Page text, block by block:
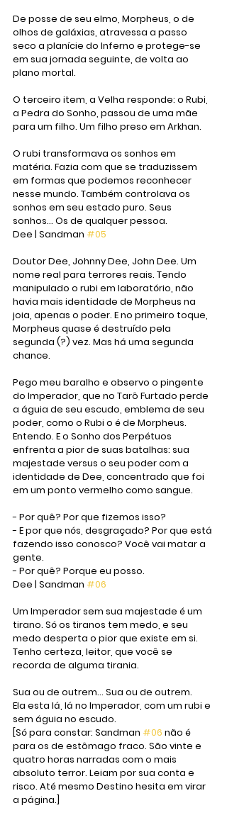
De posse de seu elmo, Morpheus, o de
olhos de galáxias, atravessa a passo
seco a planície do Inferno e protege-se
em sua jornada seguinte, de volta ao
plano mortal.
O terceiro item, a Velha responde: o Rubi,
a Pedra do Sonho, passou de uma mãe
para um filho. Um filho preso em Arkhan.
O rubi transformava os sonhos em
matéria. Fazia com que se traduzissem
em formas que podemos reconhecer
nesse mundo. Também controlava os
sonhos em seu estado puro. Seus
sonhos... Os de qualquer pessoa.
Dee | Sandman #05
Doutor Dee, Johnny Dee, John Dee. Um
nome real para terrores reais. Tendo
manipulado o rubi em laboratório, não
havia mais identidade de Morpheus na
joia, apenas o poder. E no primeiro toque,
Morpheus quase é destruído pela
segunda (?) vez. Mas há uma segunda
chance.
Pego meu baralho e observo o pingente
do Imperador, que no Tarô Furtado perde
a águia de seu escudo, emblema de seu
poder, como o Rubi o é de Morpheus.
Entendo. E o Sonho dos Perpétuos
enfrenta a pior de suas batalhas: sua
majestade versus o seu poder com a
identidade de Dee, concentrado que foi
em um ponto vermelho como sangue.
- Por quê? Por que fizemos isso?
- E por que nós, desgraçado? Por que está
fazendo isso conosco? Você vai matar a
gente.
- Por quê? Porque eu posso.
Dee | Sandman #06
Um Imperador sem sua majestade é um
tirano. Só os tiranos tem medo, e seu
medo desperta o pior que existe em si.
Tenho certeza, leitor, que você se
recorda de alguma tirania.
Sua ou de outrem... Sua ou de outrem.
Ela esta lá, lá no Imperador, com um rubi e
sem águia no escudo.
[Só para constar: Sandman #06 não é
para os de estômago fraco. São vinte e
quatro horas narradas com o mais
absoluto terror. Leiam por sua conta e
risco. Até mesmo Destino hesita em virar
a página.]